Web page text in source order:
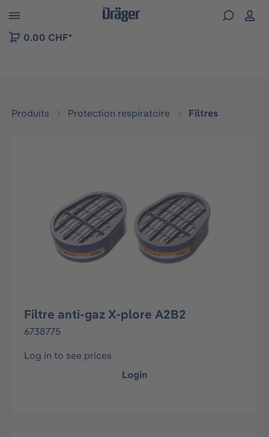
to B2B platform navigation
0.00 CHF*
Produits Protection respiratoire Filtres
Filtre anti-gaz X-plore A2B2
6738775
Log in to see prices
Login